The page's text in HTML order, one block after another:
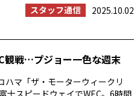
スタッフ通信
2025.10.02
観戦…プジョー一色な週末
ハマ「ザ・モーターウィークリ
士スピードウェイでWEC。6時間